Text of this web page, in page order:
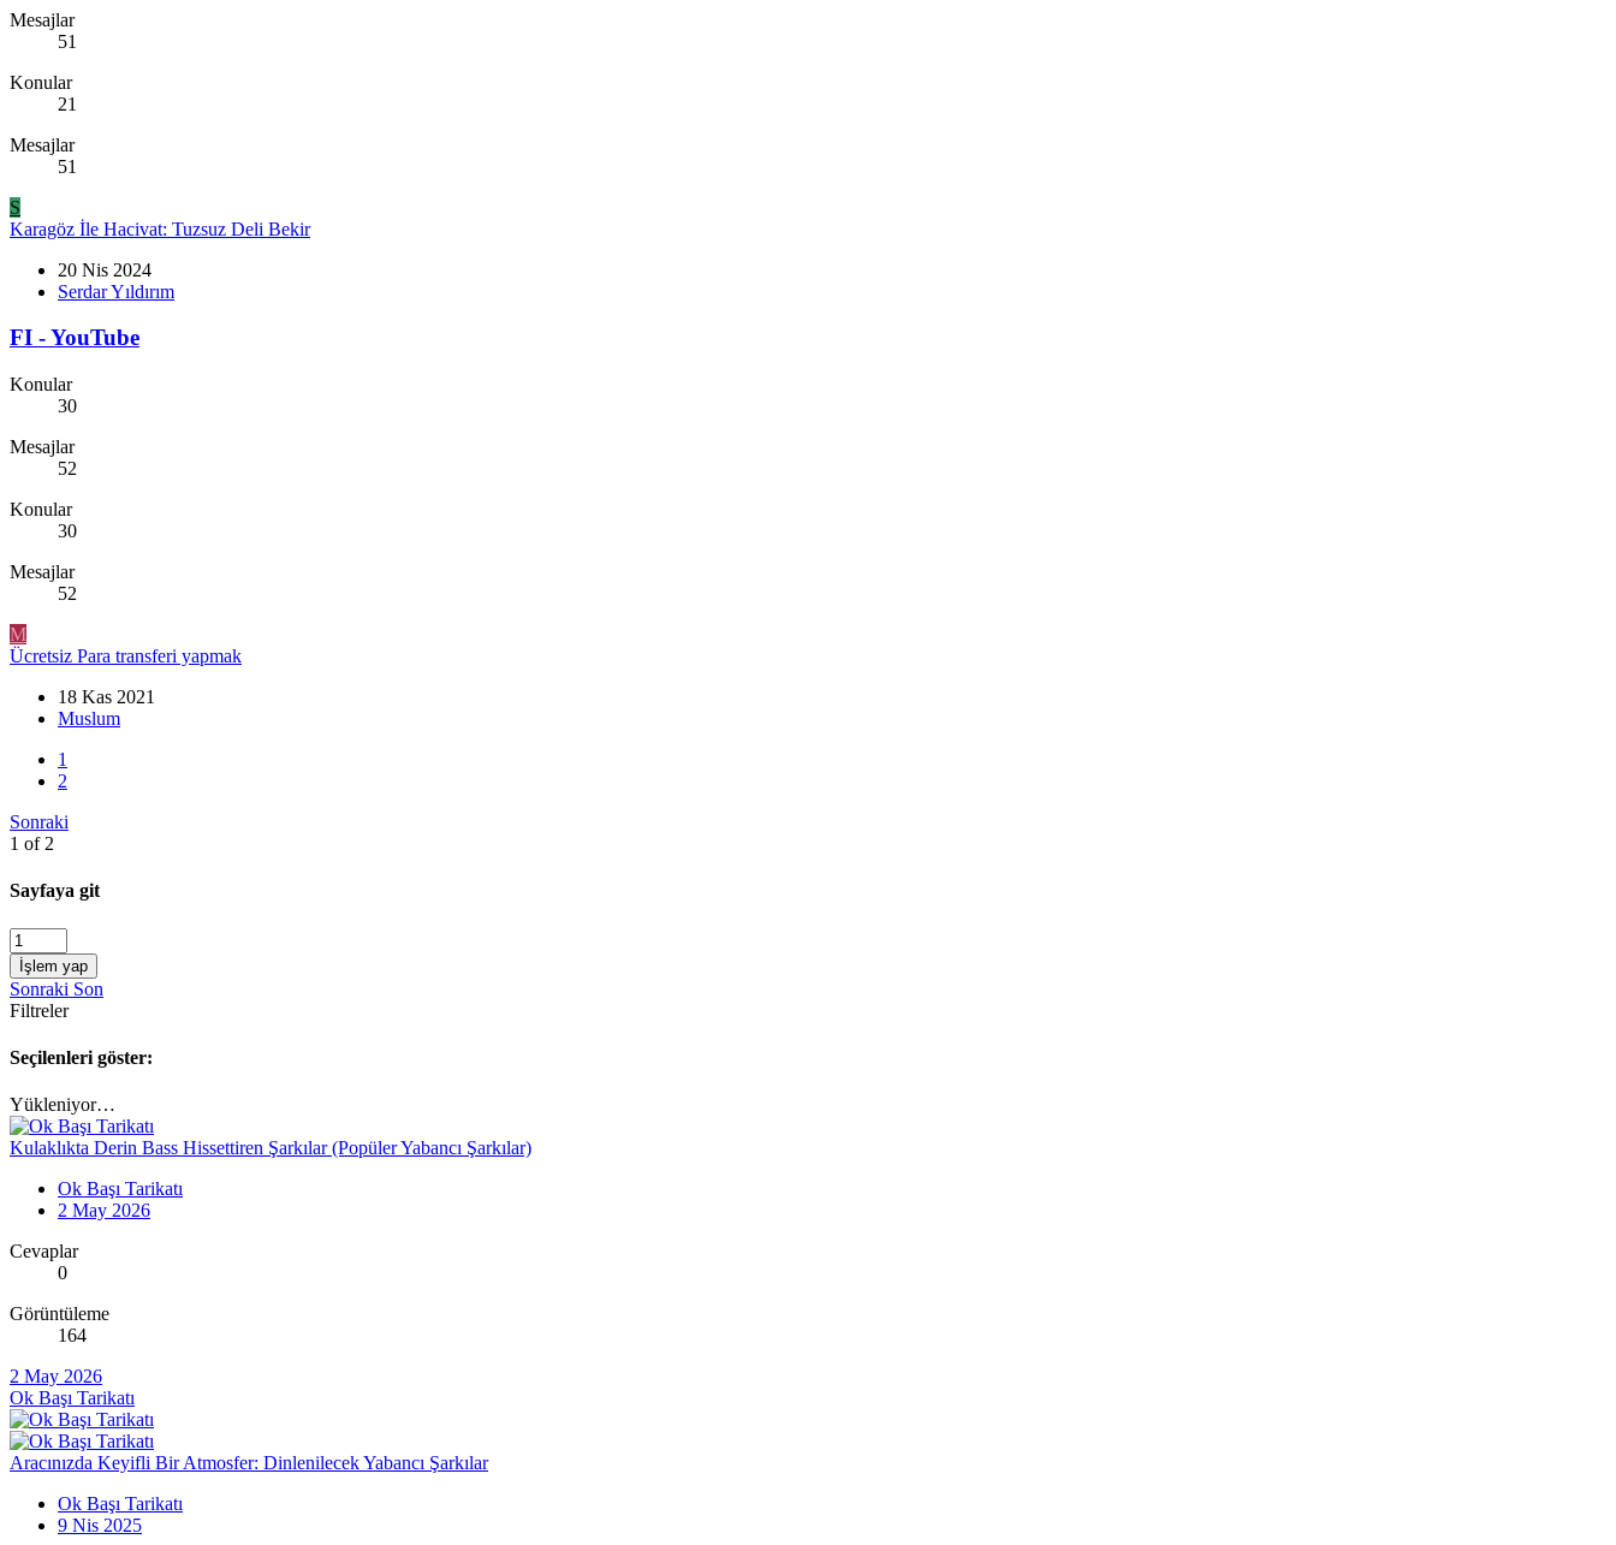
Mesajlar
51
Konular
21
Mesajlar
51
S
Karagöz İle Hacivat: Tuzsuz Deli Bekir
20 Nis 2024
Serdar Yıldırım
FI - YouTube
Konular
30
Mesajlar
52
Konular
30
Mesajlar
52
M
Ücretsiz Para transferi yapmak
18 Kas 2021
Muslum
1
2
Sonraki
1 of 2
Sayfaya git
İşlem yap
Sonraki Son
Filtreler
Seçilenleri göster:
Yükleniyor…
Kulaklıkta Derin Bass Hissettiren Şarkılar (Popüler Yabancı Şarkılar)
Ok Başı Tarikatı
2 May 2026
Cevaplar
0
Görüntüleme
164
2 May 2026
Ok Başı Tarikatı
Aracınızda Keyifli Bir Atmosfer: Dinlenilecek Yabancı Şarkılar
Ok Başı Tarikatı
9 Nis 2025